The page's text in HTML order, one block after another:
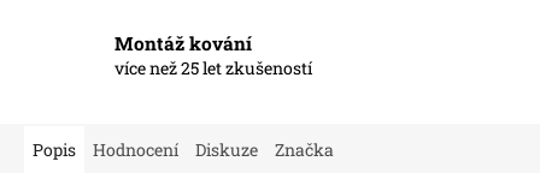
Montáž kování
více než 25 let zkušeností
Popis Hodnocení Diskuze Značka